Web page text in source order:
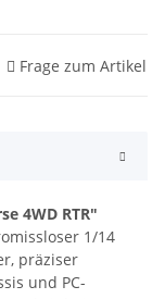
Frage zum Artikel
4WD RTR"
1/14
präziser
und PC-